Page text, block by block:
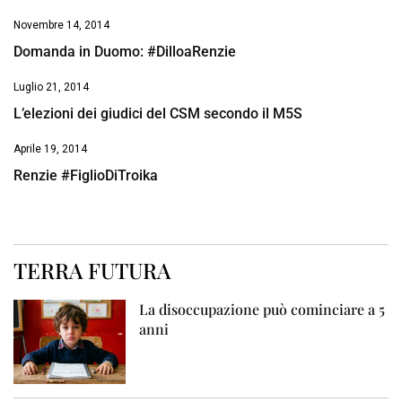
Novembre 14, 2014
Domanda in Duomo: #DilloaRenzie
Luglio 21, 2014
L’elezioni dei giudici del CSM secondo il M5S
Aprile 19, 2014
Renzie #FiglioDiTroika
TERRA FUTURA
La disoccupazione può cominciare a 5
anni